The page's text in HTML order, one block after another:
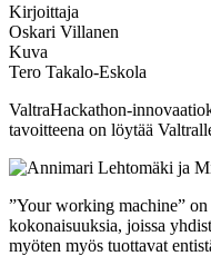
Kirjoittaja
Oskari Villanen
Kuva
Tero Takalo-Eskola
ValtraHackathon-
tavoitteena on löytää
”Your working machine”
kokonaisuuksia, joissa
myöten myös tuottavat